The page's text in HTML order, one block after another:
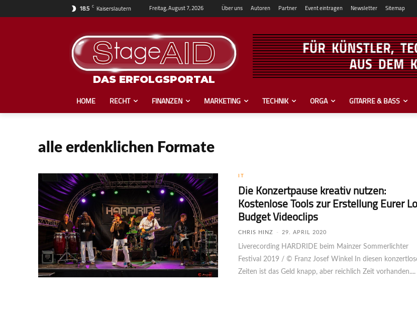
18.5 C Kaiserslautern Freitag, August 7, 2026 Über uns Autoren Partner Event eintragen Newsletter Sitemap
DAS ERFOLGSPORTAL
HOME RECHT FINANZEN MARKETING TECHNIK ORGA GITARRE & BASS
alle erdenklichen Formate
IT
Die Konzertpause kreativ nutzen:
Kostenlose Tools zur Erstellung Eurer
Budget Videoclips
CHRIS HINZ - 29. APRIL 2020
Liverecording HARDRIDE beim Mainzer Sommerlichter
Festival 2019 / © Franz Josef Winkel In diesen konzertlosen
Zeiten ist das Geld knapp, aber reichlich Zeit vorhanden....